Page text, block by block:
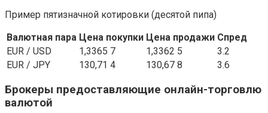
Пример пятизначной котировки (десятой пипа)
Валютная пара Цена покупки Цена продажи Спред
EUR / USD
1,3365 7 1,3362 5
3.2
EUR / JPY
130,71 4 130,67 8 3.6
Брокеры предоставляющие онлайн-торговлю
валютой